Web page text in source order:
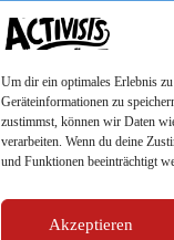
Um dir ein optimales Erlebnis
Geräteinformationen zu
zustimmst, können wir Daten
verarbeiten. Wenn du deine
und Funktionen beeinträchtigt
Akzeptieren